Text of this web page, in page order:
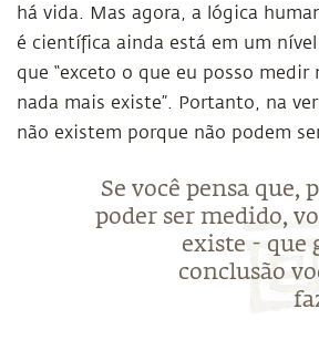
há vida. Mas agora, a lógica
é científica ainda está em um
que “exceto o que eu posso
nada mais existe”. Portanto, na
não existem porque não podem
Se você pensa que,
poder ser medido,
existe - que
conclusão